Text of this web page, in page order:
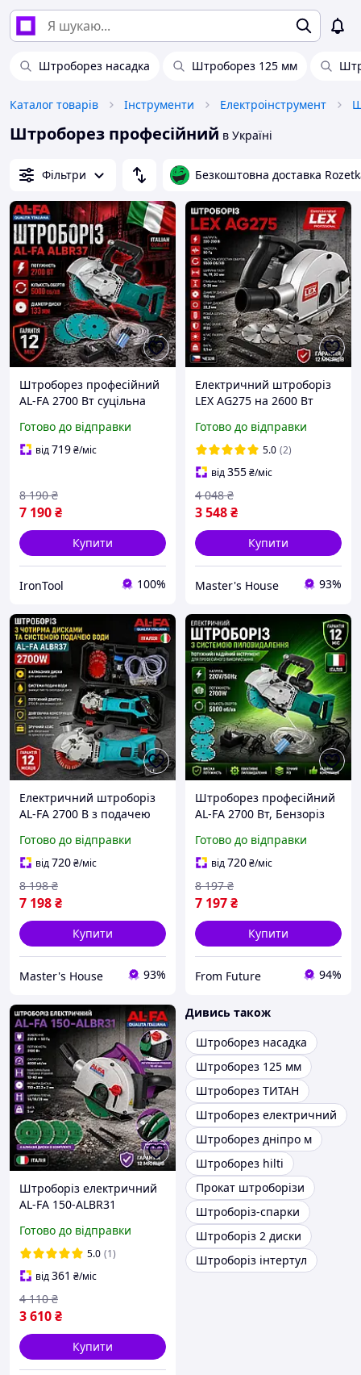
Штроборез насадка Штроборез 125 мм
Каталог товарів Інструменти Електроінструмент
Штроборез професійний в Україні
Фільтри Безкоштовна доставка
Штроборез професійний
AL-FA 2700 Вт суцільна
Штроборіз у кейсі з
мідною
Готово до відправки
від719₴/міс
7 190₴
8 190 ₴
Купити
IronTool 100%
Електричний штроборіз
LEX AG275 на 2600 Вт
диск 150 мм Будівельний
штроборіз 5500 об/хв
Чехія
Готово до відправки
5.0 (2)
від355₴/міс
3 548₴
4 048 ₴
Купити
Master's House 93%
Електричний штроборіз
AL-FA 2700 В з подачею
штроборіз з 4 дисками
5000 об/хв Потужний
штроборіз
Готово до відправки
від720₴/міс
7 198₴
8 198 ₴
Купити
Master's House 93%
Штроборез професійний
AL-FA 2700 Вт, Бензоріз
Італія
Готово до відправки
від720₴/міс
7 197₴
8 197 ₴
Купити
From Future 94%
Штроборіз електричний
AL-FA 150-ALBR31
3100 Вт Будівельний
штроборіз 4000 об/хв
Італія
Готово до відправки
5.0 (1)
від361 ₴/міс
3 610₴
4 110 ₴
Купити
Дивись також
Штроборез насадка
Штроборез 125 мм
Штроборез ТИТАН
Штроборез електричний
Штроборез дніпро м
Штроборез hilti
Прокат штроборізи
Штроборіз-спарки
Штроборіз 2 диски
Штроборіз інтертул